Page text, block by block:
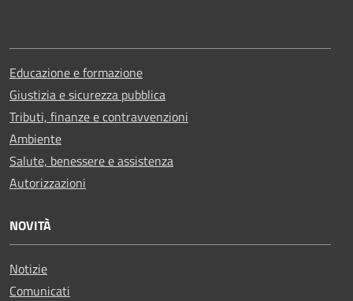
Educazione e formazione
Giustizia e sicurezza pubblica
Tributi, finanze e contravvenzioni
Ambiente
Salute, benessere e assistenza
Autorizzazioni
NOVITÀ
Notizie
Comunicati